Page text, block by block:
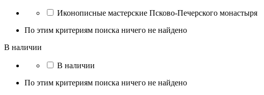
Иконописные мастерские Псково-Печерского монастыря
По этим критериям поиска ничего не найдено
В наличии
В наличии
По этим критериям поиска ничего не найдено